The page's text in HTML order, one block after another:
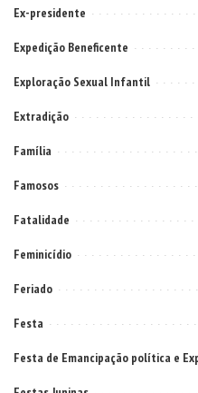
Ex-presidente
Expedição Beneficente
Exploração Sexual Infantil
Extradição
Família
Famosos
Fatalidade
Feminicídio
Feriado
Festa
Festa de Emancipação política e